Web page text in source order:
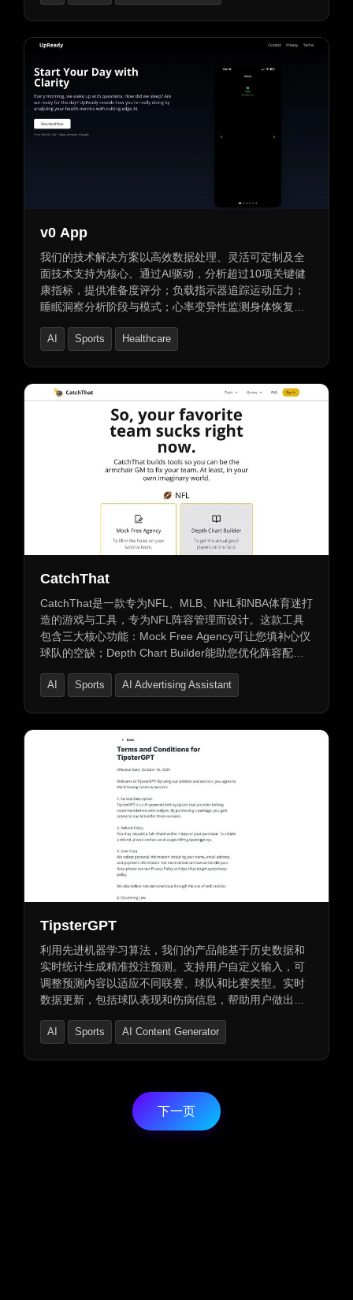
v0 App
我们的技术解决方案以高效数据处理、灵活可定制及全
面技术支持为核心。通过AI驱动，分析超过10项关键健
康指标，提供准备度评分；负载指示器追踪运动压力；
睡眠洞察分析阶段与模式；心率变异性监测身体恢复与
健康数据更安全、更透明。选择我们，为您带来革新体
AI Sports Healthcare
CatchThat
CatchThat是一款专为NFL、MLB、NHL和NBA体育迷打
造的游戏与工具，专为NFL阵容管理而设计。这款工具
包含三大核心功能：Mock Free Agency可让您填补心仪
球队的空缺；Depth Chart Builder能助您优化阵容配
您体验组建理想阵容的乐趣，一窥未来联盟的无限可
AI Sports AI Advertising Assistant
TipsterGPT
利用先进机器学习算法，我们的产品能基于历史数据和
实时统计生成精准投注预测。支持用户自定义输入，可
调整预测内容以适应不同联赛、球队和比赛类型。实时
数据更新，包括球队表现和伤病信息，帮助用户做出明
测、统计和趋势，助您快速启动投注策略，开启赢钱之
AI Sports AI Content Generator
下一页